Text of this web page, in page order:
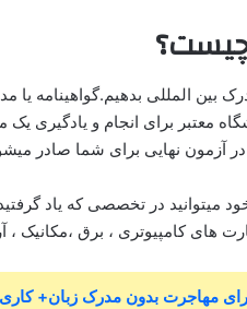
معتبر برای انجام و یادگیری
آزمون نهایی برای شما صادر
میتوانید در تخصصی که یاد
های کامپیوتری ، برق
مهاجرت بدون مدرک زبان+ کاری و